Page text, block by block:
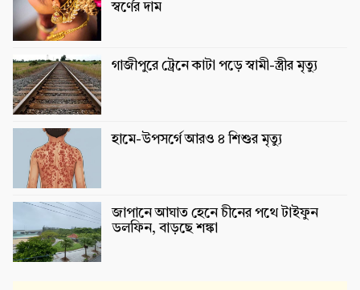
স্বর্ণের দাম
গাজীপুরে ট্রেনে কাটা পড়ে স্বামী-স্ত্রীর মৃত্যু
হামে-উপসর্গে আরও ৪ শিশুর মৃত্যু
জাপানে আঘাত হেনে চীনের পথে টাইফুন
ডলফিন, বাড়ছে শঙ্কা